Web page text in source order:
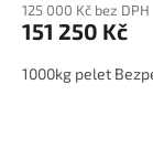
125 000 Kč bez DPH
151 250 Kč
1000kg pelet